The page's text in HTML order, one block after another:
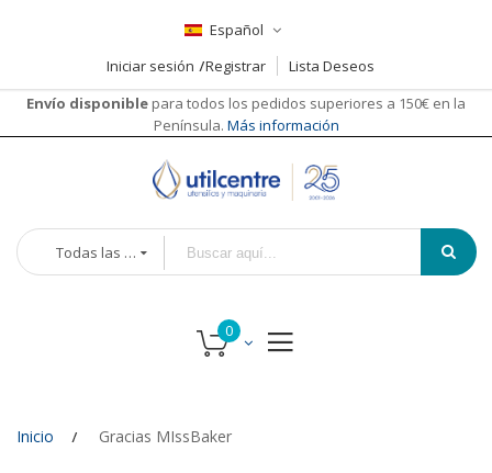
Español
Iniciar sesión
Registrar
Lista Deseos
Envío disponible para todos los pedidos superiores a 150€ en la
Península. Más información
Todas las categorías
Inicio Gracias MIssBaker